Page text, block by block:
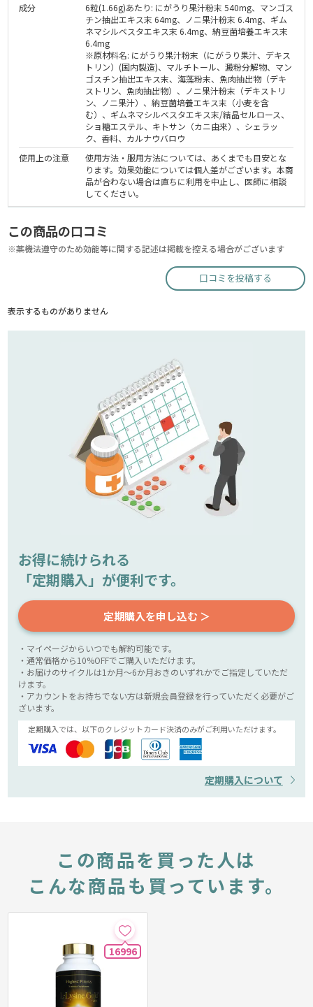
成分
6粒(1.66g)あたり: にがうり果汁粉末 540mg、マンゴス
チン抽出エキス末 64mg、ノニ果汁粉末 6.4mg、ギム
ネマシルベスタエキス末 6.4mg、納豆菌培養エキス末
6.4mg
※原材料名: にがうり果汁粉末（にがうり果汁、デキス
トリン）(国内製造)、マルチトール、澱粉分解物、マン
ゴスチン抽出エキス末、海藻粉末、魚肉抽出物（デキ
ストリン、魚肉抽出物）、ノニ果汁粉末（デキストリ
ン、ノニ果汁）、納豆菌培養エキス末（小麦を含
む）、ギムネマシルベスタエキス末/結晶セルロース、
ショ糖エステル、キトサン（カニ由来）、シェラッ
ク、香料、カルナウバロウ
使用上の注意
使用方法・服用方法については、あくまでも目安とな
ります。効果効能については個人差がございます。本商
品が合わない場合は直ちに利用を中止し、医師に相談
してください。
この商品の口コミ
※薬機法遵守のため効能等に関する記述は掲載を控える場合がございます
口コミを投稿する
表示するものがありません
お得に続けられる
「定期購入」が便利です。
定期購入を申し込む ＞
・マイページからいつでも解約可能です。
・通常価格から10%OFFでご購入いただけます。
・お届けのサイクルは1か月～6か月おきのいずれかでご指定していただ
けます。
・アカウントをお持ちでない方は新規会員登録を行っていただく必要がご
ざいます。
定期購入では、以下のクレジットカード決済のみがご利用いただけます。
定期購入について
この商品を買った人は
こんな商品も買っています。
16996